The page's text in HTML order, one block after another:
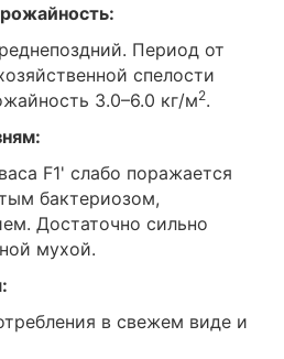
Период от
спелости
3.0–6.0 кг/м2.
F1' слабо поражается
бактериозом,
Достаточно сильно
мухой.
в свежем виде и